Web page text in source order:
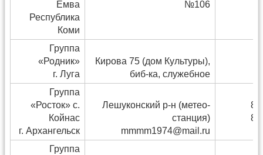
Емва
Республика
Коми
№106
Группа
«Родник»
г. Луга
Кирова 75 (дом Культуры),
биб-ка, служебное
Группа
«Росток» с.
Койнас
г. Архангельск
Лешуконский р-н (метео-
станция)
mmmm1974@mail.ru
Группа